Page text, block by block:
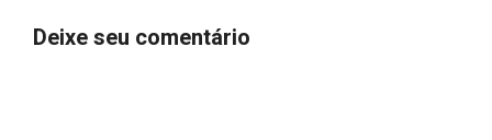
Deixe seu comentário